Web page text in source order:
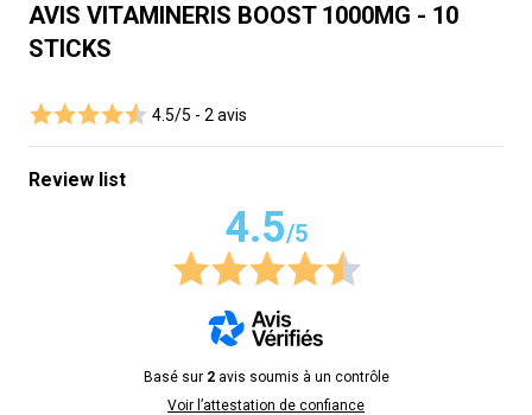
AVIS VITAMINERIS BOOST 1000MG - 10
STICKS
4.5/5 - 2 avis
Review list
4.5/5
Basé sur 2avis soumis à un contrôle
Voir l’attestation de confiance